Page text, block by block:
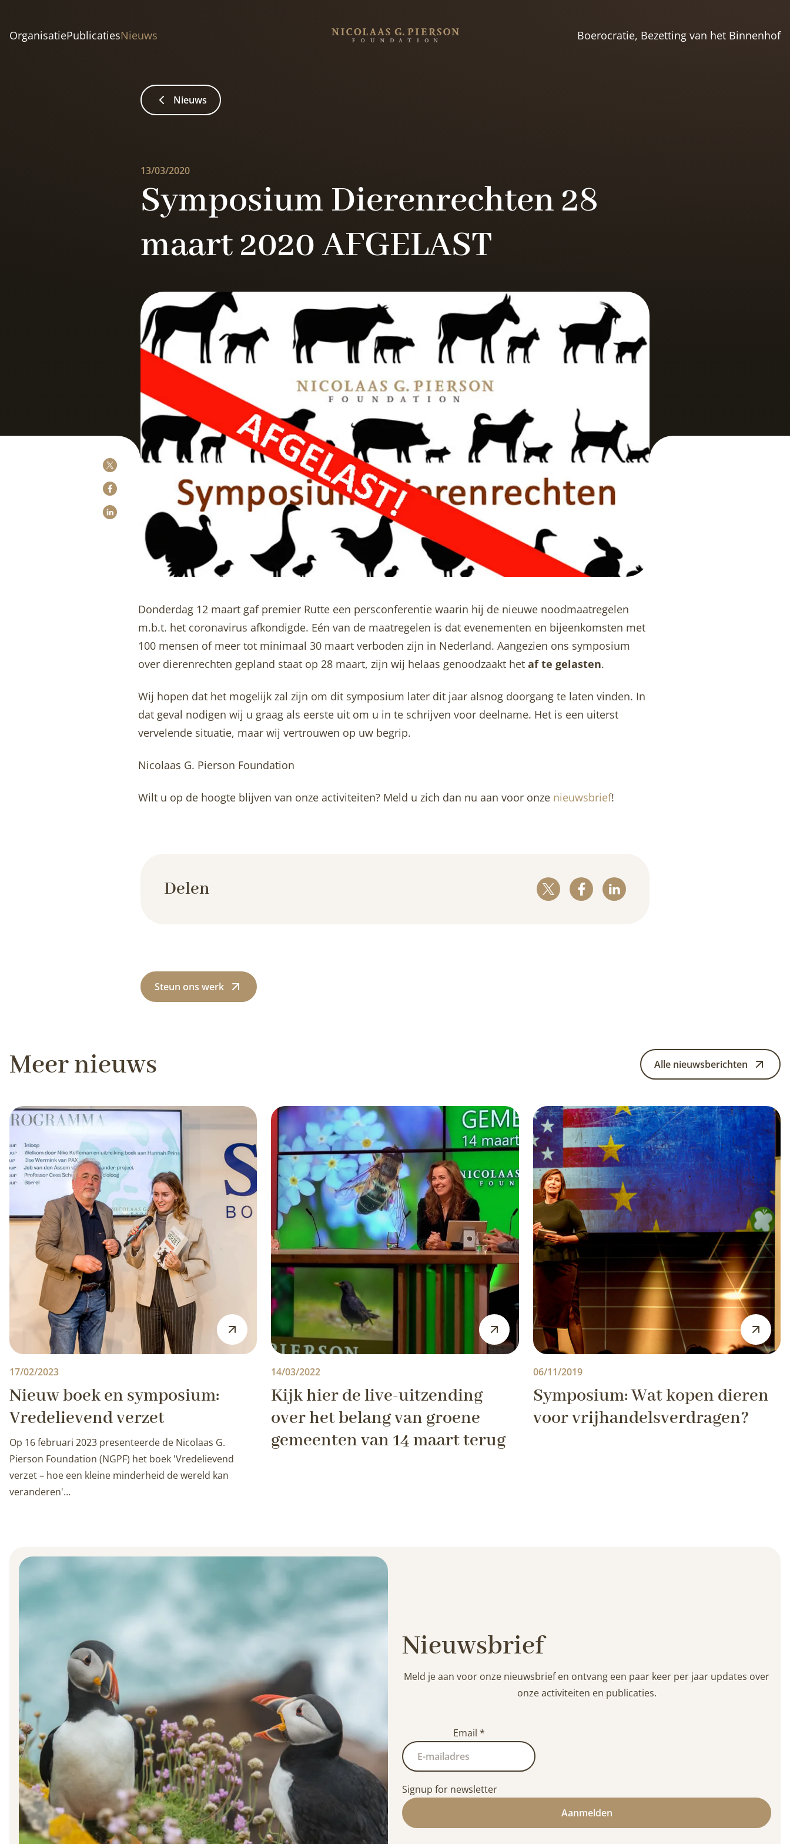
OrganisatiePublicatiesNieuws Boerocratie, Bezetting van het Binnenhof
Nieuws
13/03/2020
Symposium Dierenrechten 28
maart 2020 AFGELAST
Donderdag 12 maart gaf premier Rutte een persconferentie waarin hij de nieuwe noodmaatregelen
m.b.t. het coronavirus afkondigde. Eén van de maatregelen is dat evenementen en bijeenkomsten met
100 mensen of meer tot minimaal 30 maart verboden zijn in Nederland. Aangezien ons symposium
over dierenrechten gepland staat op 28 maart, zijn wij helaas genoodzaakt het af te gelasten.
Wij hopen dat het mogelijk zal zijn om dit symposium later dit jaar alsnog doorgang te laten vinden. In
dat geval nodigen wij u graag als eerste uit om u in te schrijven voor deelname. Het is een uiterst
vervelende situatie, maar wij vertrouwen op uw begrip.
Nicolaas G. Pierson Foundation
Wilt u op de hoogte blijven van onze activiteiten? Meld u zich dan nu aan voor onze nieuwsbrief!
Delen
Steun ons werk
Meer nieuws Alle nieuwsberichten
17/02/2023
Nieuw boek en symposium:
Vredelievend verzet
Op 16 februari 2023 presenteerde de Nicolaas G.
Pierson Foundation (NGPF) het boek 'Vredelievend
verzet – hoe een kleine minderheid de wereld kan
veranderen'…
14/03/2022
Kijk hier de live-uitzending
over het belang van groene
gemeenten van 14 maart terug
06/11/2019
Symposium: Wat kopen dieren
voor vrijhandelsverdragen?
Nieuwsbrief
Meld je aan voor onze nieuwsbrief en ontvang een paar keer per jaar updates over
onze activiteiten en publicaties.
Email *
Signup for newsletter
Aanmelden